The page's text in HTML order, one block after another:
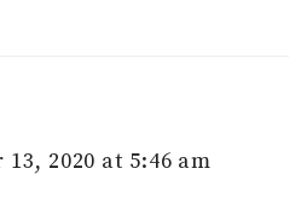
2020 at 5:46 am